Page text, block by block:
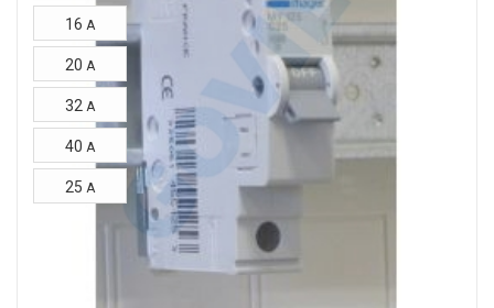
16 A
20 A
32 A
40 A
25 A